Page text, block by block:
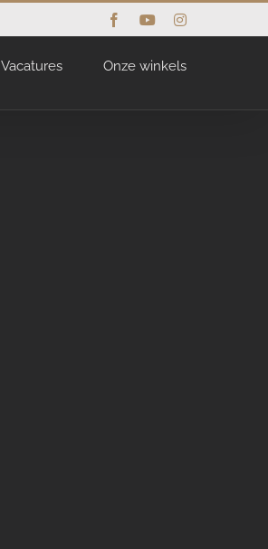
FacebookYouTubeInstagram
Vacatures Onze winkels